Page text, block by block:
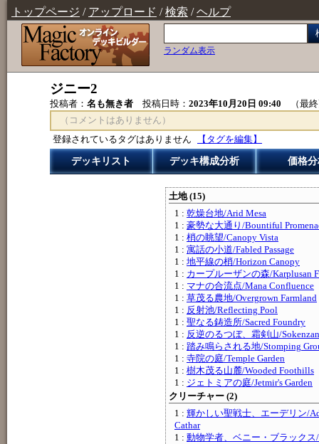
トップページ / アップロード /検索 /ヘルプ
ランダム表示
ジニー2
投稿者： 名も無き者 投稿日時： 2023年10月20日 09:40 （最終
（コメントはありません）
登録されているタグはありません
【タグを編集】
デッキリスト デッキ構成分析 価格
土地 (15)
1 : 乾燥台地/Arid Mesa
1 : 豪勢な大通り/Bountiful
1 : 梢の眺望/Canopy Vista
1 : 寓話の小道/Fabled Passage
1 : 地平線の梢/Horizon Canopy
1 : カープルーザンの森/Karplusan
1 : マナの合流点/Mana Confluence
1 : 草茂る農地/Overgrown Farmland
1 : 反射池/Reflecting Pool
1 : 聖なる鋳造所/Sacred Foundry
1 : 反逆のるつぼ、霜剣山/
1 : 踏み鳴らされる地/Stomping
1 : 寺院の庭/Temple Garden
1 : 樹木茂る山麓/Wooded Foothills
1 : ジェトミアの庭/Jetmir's Garden
クリーチャー (2)
1 : 輝かしい聖戦士、エーデリン/
Cathar
1 : 動物学者、ベニー・ブラックス